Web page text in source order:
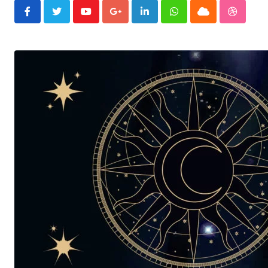
YoutubeGoogle+LinkedInWhatsappCloud